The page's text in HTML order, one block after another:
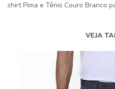
shirt Pima e Tênis Couro Branco
VEJA